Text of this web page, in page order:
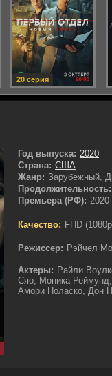
Год выпуска: 2020
Страна: США
Жанр: Зарубежный,
Продолжительность:
Премьера (РФ):
Качество: FHD
Режиссер: Рэйчел
Актеры: Райли
Сяо, Моника
Амори Ноласко, Дон
20 серия